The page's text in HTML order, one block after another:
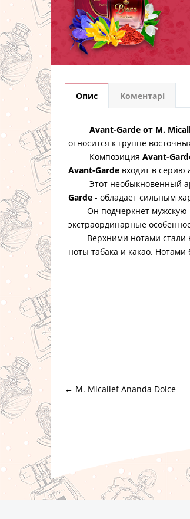
Опис Коментарі
Avant-Garde от M.
относится к группе
Композиция Avant-
Avant-Garde входит в серию
Этот необыкновенный
Garde - обладает сильным
Он подчеркнет мужскую
экстраординарные
Верхними нотами стали
ноты табака и какао.
← M. Micallef Ananda Dolce